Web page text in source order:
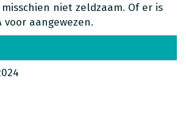
niet zeldzaam. Of er is
voor aangewezen.